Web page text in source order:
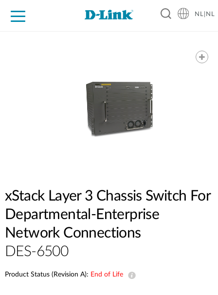
NL|NL
xStack Layer 3 Chassis Switch For
Departmental-Enterprise
Network Connections
DES-6500
Product Status (Revision A): End of Life